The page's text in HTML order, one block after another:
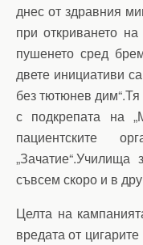
днес от здравния
при откриването
пушенето сред
двете инициативи
без тютюнев
с подкрепата на
пациентските
съвсем скоро и в
Целта на
вредата от